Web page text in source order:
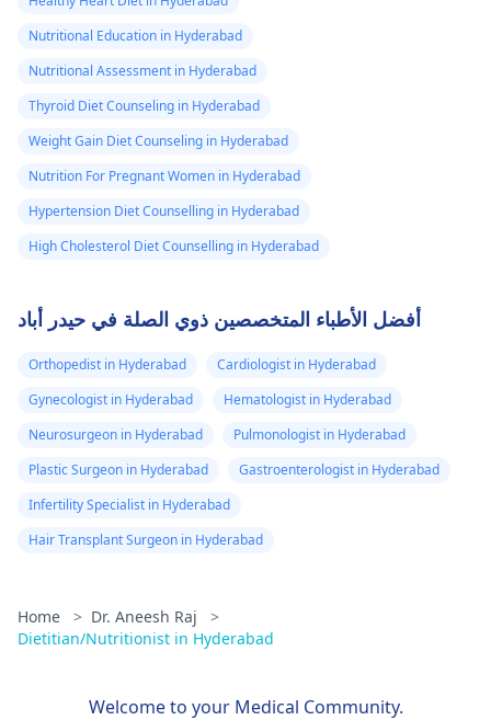
Nutritional Education in Hyderabad
Nutritional Assessment in Hyderabad
Thyroid Diet Counseling in Hyderabad
Weight Gain Diet Counseling in Hyderabad
Nutrition For Pregnant Women in Hyderabad
Hypertension Diet Counselling in Hyderabad
High Cholesterol Diet Counselling in Hyderabad
أفضل الأطباء المتخصصين ذوي الصلة في حيدر أباد
Orthopedist in Hyderabad
Cardiologist in Hyderabad
Gynecologist in Hyderabad
Hematologist in Hyderabad
Neurosurgeon in Hyderabad
Pulmonologist in Hyderabad
Plastic Surgeon in Hyderabad
Gastroenterologist in Hyderabad
Infertility Specialist in Hyderabad
Hair Transplant Surgeon in Hyderabad
Home > Dr. Aneesh Raj
>
Dietitian/Nutritionist in Hyderabad
Welcome to your Medical Community.